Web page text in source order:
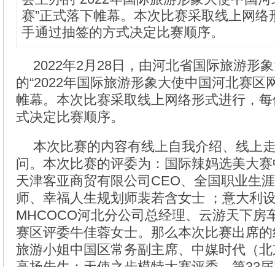
赛”正式落下帷幕。本次比赛采取线上网络
手通过抽签的方式决定比赛顺序。
2022年2月28日，由河北省国际旅游形
的“2022年国际旅游形象大使中国河北赛区
帷幕。本次比赛采取线上网络形式进行，
式决定比赛顺序。
本次比赛的内容有线上自我介绍、线上
问。本次比赛的评委为：国际辣妈选美大
天津客亚商贸有限公司CEO、全国职业生
师、幸福人生规划师裴若含女士 ；意大利
MHCOCO河北分公司总经理、云游天下房
赛区评委牛佳蓉女士。那么本次比赛出席
旅游小姐中国区常务副主席、中媒时代（